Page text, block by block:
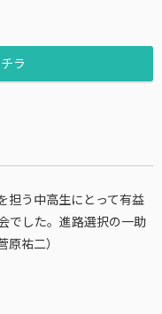
ラ
担う中高生にとって有益
でした。進路選択の一助
祐二）